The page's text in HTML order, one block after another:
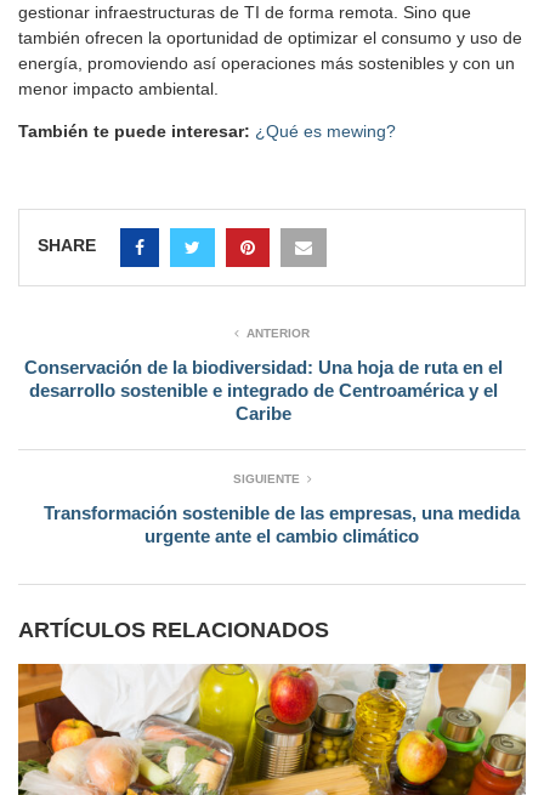
gestionar infraestructuras de TI de forma remota. Sino que
también ofrecen la oportunidad de optimizar el consumo y uso de
energía, promoviendo así operaciones más sostenibles y con un
menor impacto ambiental.
También te puede interesar: ¿Qué es mewing?
SHARE
ANTERIOR
Conservación de la biodiversidad: Una hoja de ruta en el
desarrollo sostenible e integrado de Centroamérica y el
Caribe
SIGUIENTE
Transformación sostenible de las empresas, una medida
urgente ante el cambio climático
ARTÍCULOS RELACIONADOS